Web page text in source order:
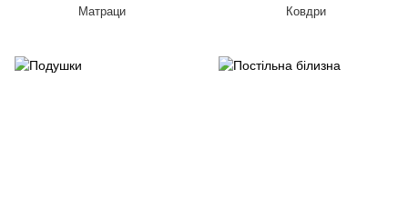
Матраци Ковдри